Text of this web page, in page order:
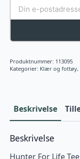
Produktnummer: 113095
Kategorier: Klær og fottøy,
Beskrivelse
Beskrivelse
Hunter For Life